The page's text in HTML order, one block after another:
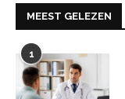
MEEST GELEZEN
1